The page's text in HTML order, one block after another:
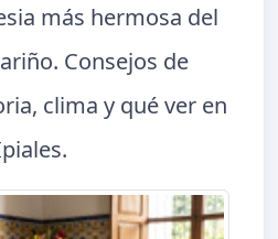
más hermosa del
Consejos de
clima y qué ver en